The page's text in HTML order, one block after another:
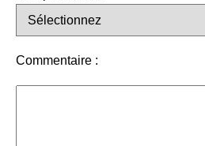
Commentaire :